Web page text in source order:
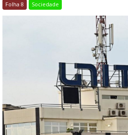
Folha 8 Sociedade